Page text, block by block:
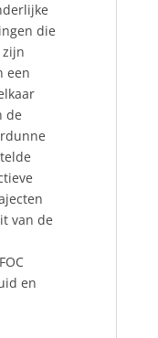
die
een
de
van de
en